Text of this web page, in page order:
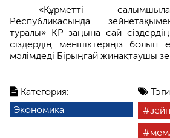
Категория:
Экономика
«Құрметті
Республикасында
туралы» ҚР заңына сай
сіздердің меншіктеріңіз болып
мәлімдеді Бірыңғай жинақтаушы